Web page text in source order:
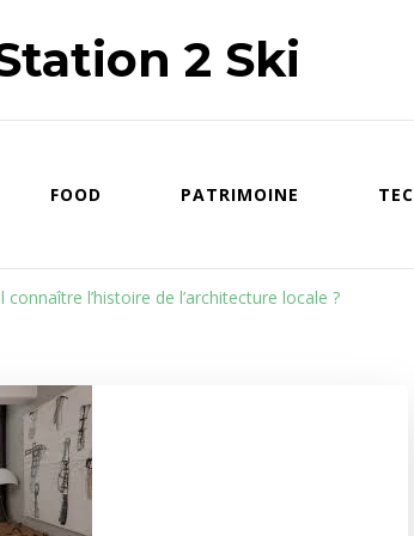
2 Ski
FOOD PATRIMOINE
l’histoire de l’architecture locale ?